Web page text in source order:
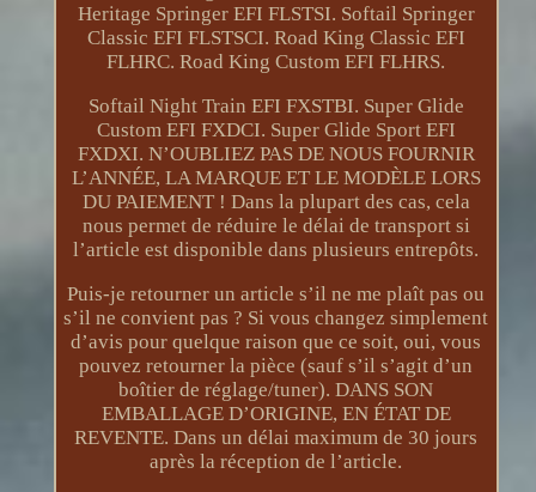
Heritage Springer EFI FLSTSI. Softail Springer
Classic EFI FLSTSCI. Road King Classic EFI
FLHRC. Road King Custom EFI FLHRS.
Softail Night Train EFI FXSTBI. Super Glide
Custom EFI FXDCI. Super Glide Sport EFI
FXDXI. N’OUBLIEZ PAS DE NOUS FOURNIR
L’ANNÉE, LA MARQUE ET LE MODÈLE LORS
DU PAIEMENT ! Dans la plupart des cas, cela
nous permet de réduire le délai de transport si
l’article est disponible dans plusieurs entrepôts.
Puis-je retourner un article s’il ne me plaît pas ou
s’il ne convient pas ? Si vous changez simplement
d’avis pour quelque raison que ce soit, oui, vous
pouvez retourner la pièce (sauf s’il s’agit d’un
boîtier de réglage/tuner). DANS SON
EMBALLAGE D’ORIGINE, EN ÉTAT DE
REVENTE. Dans un délai maximum de 30 jours
après la réception de l’article.